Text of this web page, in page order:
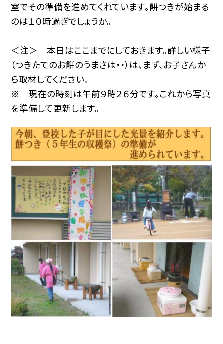
室でその準備を進めてくれています。餅つきが始まる
のは１０時過ぎでしょうか。
＜注＞ 本日はここまでにしておきます。詳しい様子
（つきたてのお餅のうまさは・・）は、まず、お子さんか
ら取材してください。
※ 現在の時刻は午前９時２６分です。これから写真
を準備して更新します。